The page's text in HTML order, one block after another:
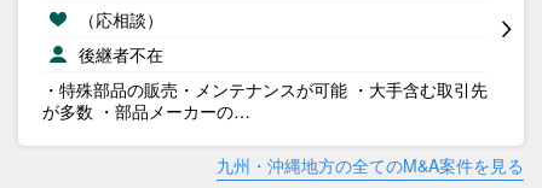
（応相談）
後継者不在
・特殊部品の販売・メンテナンスが可能 ・大手含む取引先
が多数 ・部品メーカーの…
九州・沖縄地方の全てのM&A案件を見る